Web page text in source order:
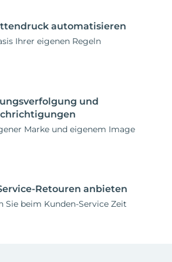
automatisieren
Ihrer eigenen Regeln
und
Marke und eigenem Image
Retouren anbieten
Sie beim Kunden-Service Zeit